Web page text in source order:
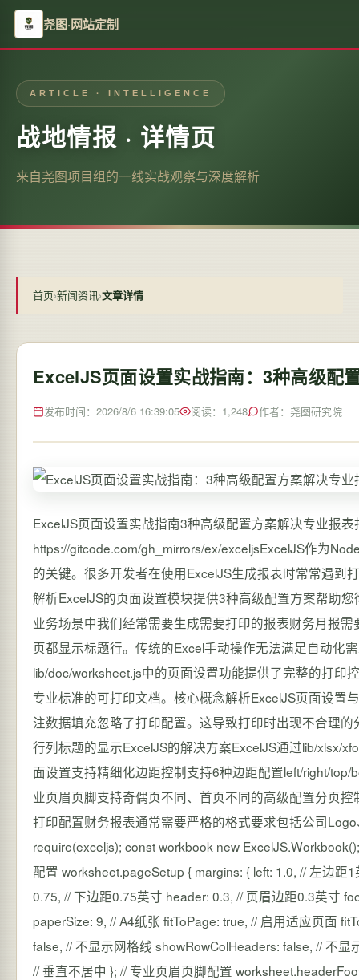
尧图·网站定制
ARTICLE · INTELLIGENCE
战地情报 · 详情页
来自尧图项目组的一线实战观察与深度解析
首页›新闻资讯›文章详情
ExcelJS页面设置实战指南：3种高级配
发布时间：2026/8/6 16:39:05 阅读：1,248 作者：尧图研究院
ExcelJS页面设置实战指南3种高级配置方案解决专业报
https://gitcode.com/gh_mirrors/ex/exceljsExcelJS作为
的关键。很多开发者在使用ExcelJS生成报表时常常遇到
解析ExcelJS的页面设置模块提供3种高级配置方案帮助
业务场景中我们经常需要生成需要打印的报表财务月报
页都显示标题行。传统的Excel手动操作无法满足自动化
lib/doc/worksheet.js中的页面设置功能提供了完整的打
专业标准的可打印文档。核心概念解析ExcelJS页面设置
注数据填充忽略了打印配置。这导致打印时出现不合理
行列标题的显示ExcelJS的解决方案ExcelJS通过lib/xlsx/
面设置支持精细化边距控制支持6种边距配置left/right/
业页眉页脚支持奇偶页不同、首页不同的高级配置分页
打印配置财务报表通常需要严格的格式要求包括公司
require(exceljs); const workbook new
配置 worksheet.pageSetup { margins: { left: 1.0, // 左边
0.75, // 下边距0.75英寸 header: 0.3, // 页眉边距0.3英寸
paperSize: 9, // A4纸张 fitToPage: true, // 启用适应页面
false, // 不显示网格线 showRowColHeaders: false, // 不
// 垂直不居中 }; // 专业页眉页脚配置